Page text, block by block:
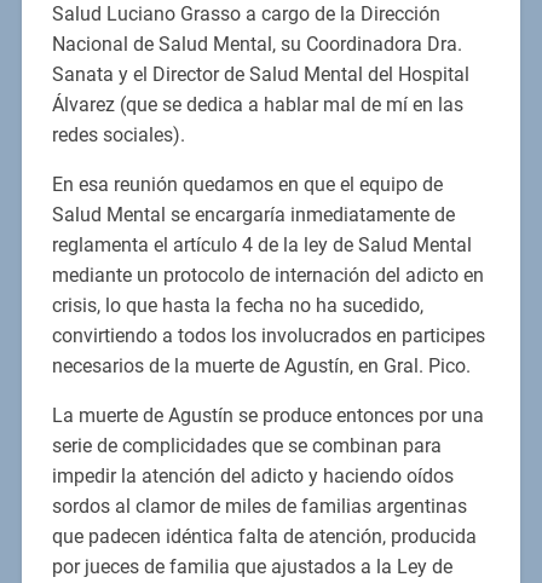
Salud Luciano Grasso a cargo de la Dirección
Nacional de Salud Mental, su Coordinadora Dra.
Sanata y el Director de Salud Mental del Hospital
Álvarez (que se dedica a hablar mal de mí en las
redes sociales).
En esa reunión quedamos en que el equipo de
Salud Mental se encargaría inmediatamente de
reglamenta el artículo 4 de la ley de Salud Mental
mediante un protocolo de internación del adicto en
crisis, lo que hasta la fecha no ha sucedido,
convirtiendo a todos los involucrados en participes
necesarios de la muerte de Agustín, en Gral. Pico.
La muerte de Agustín se produce entonces por una
serie de complicidades que se combinan para
impedir la atención del adicto y haciendo oídos
sordos al clamor de miles de familias argentinas
que padecen idéntica falta de atención, producida
por jueces de familia que ajustados a la Ley de